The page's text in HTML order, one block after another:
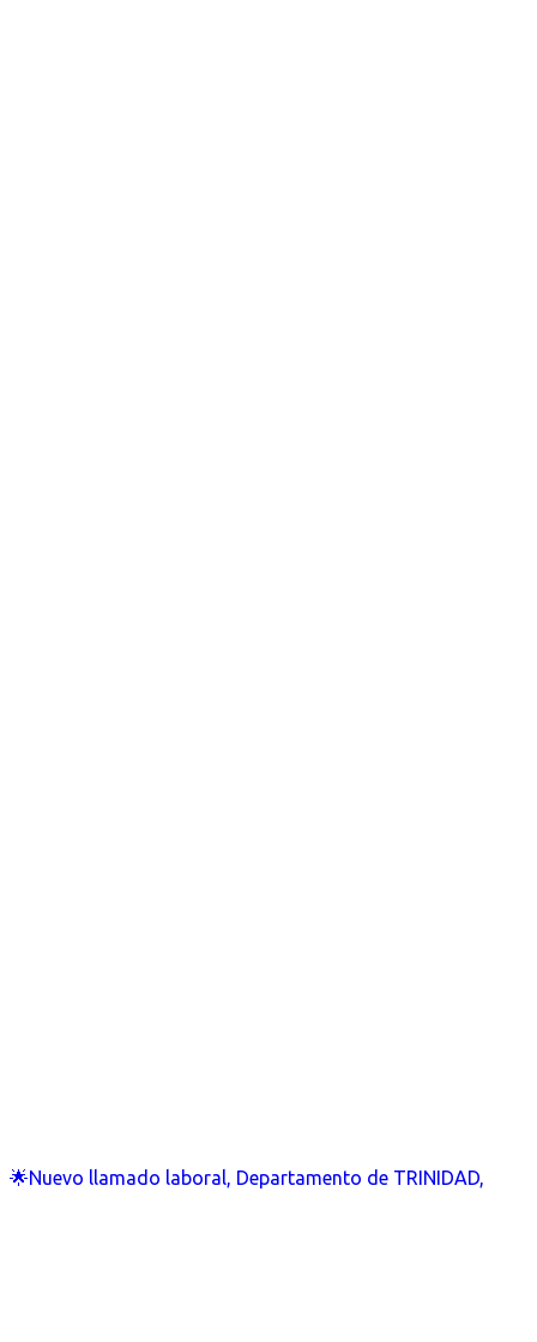
🌟Nuevo llamado laboral, Departamento de TRINIDAD,